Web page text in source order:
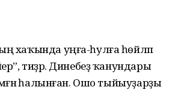
хаҡында уңға-һулға һөйләп
тиҙәр. Динебеҙ ҡанундары
һалынған. Ошо тыйыуҙарҙы